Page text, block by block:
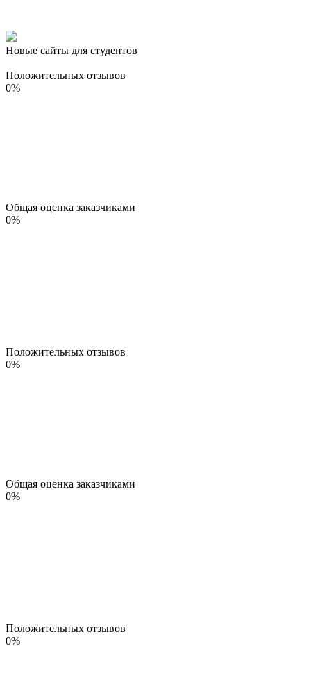
Новые сайты для студентов
Положительных отзывов
0%
Общая оценка заказчиками
0%
Положительных отзывов
0%
Общая оценка заказчиками
0%
Положительных отзывов
0%